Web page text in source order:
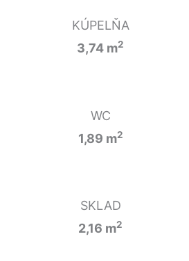
KÚPELŇA
3,74 m2
WC
1,89 m2
SKLAD
2,16 m2